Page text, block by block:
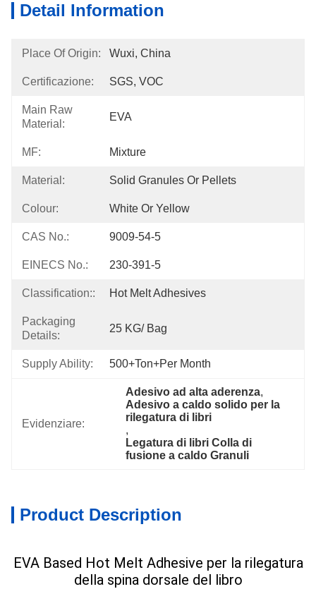
Detail Information
Place Of Origin: Wuxi, China
Certificazione: SGS, VOC
Main Raw
Material:
EVA
MF: Mixture
Material: Solid Granules Or Pellets
Colour: White Or Yellow
CAS No.: 9009-54-5
EINECS No.: 230-391-5
Classification:: Hot Melt Adhesives
Packaging
Details:
25 KG/ Bag
Supply Ability: 500+Ton+per Month
Evidenziare:
Adesivo ad alta aderenza,
Adesivo a caldo solido per la
rilegatura di libri
,
Legatura di libri Colla di
fusione a caldo Granuli
Product Description
EVA Based Hot Melt Adhesive per la rilegatura
della spina dorsale del libro